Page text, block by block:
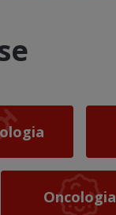
Oncologia